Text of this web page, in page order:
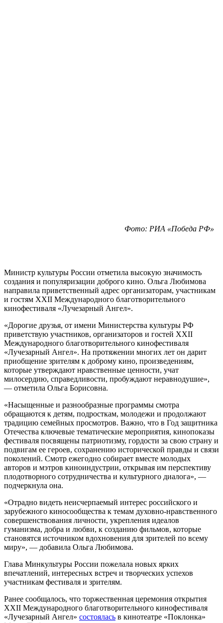
Фото: РИА «Победа РФ»
Министр культуры России отметила высокую значимость
создания и популяризации доброго кино. Ольга Любимова
направила приветственный адрес организаторам, участникам
и гостям XXII Международного благотворительного
кинофестиваля «Лучезарный Ангел».
«Дорогие друзья, от имени Министерства культуры РФ
приветствую участников, организаторов и гостей XXII
Международного благотворительного кинофестиваля
«Лучезарный Ангел». На протяжении многих лет он дарит
приобщение зрителям к доброму кино, произведениям,
которые утверждают нравственные ценности, учат
милосердию, справедливости, пробуждают неравнодушие»,
— отметила Ольга Борисовна.
«Насыщенные и разнообразные программы смотра
обращаются к детям, подросткам, молодежи и продолжают
традицию семейных просмотров. Важно, что в Год защитника
Отечества ключевые тематические мероприятия, кинопоказы
фестиваля посвящены патриотизму, гордости за свою страну и
подвигам ее героев, сохранению исторической правды и связи
поколений. Смотр ежегодно собирает вместе молодых
авторов и мэтров киноиндустрии, открывая им перспективу
плодотворного сотрудничества и культурного диалога», —
подчеркнула она.
«Отрадно видеть неисчерпаемый интерес российского и
зарубежного киносообщества к темам духовно-нравственного
совершенствования личности, укрепления идеалов
гуманизма, добра и любви, к созданию фильмов, которые
становятся источником вдохновения для зрителей по всему
миру», — добавила Ольга Любимова.
Глава Минкультуры России пожелала новых ярких
впечатлений, интересных встреч и творческих успехов
участникам фестиваля и зрителям.
Ранее сообщалось, что торжественная церемония открытия
XXII Международного благотворительного кинофестиваля
«Лучезарный Ангел» состоялась в кинотеатре «Поклонка»